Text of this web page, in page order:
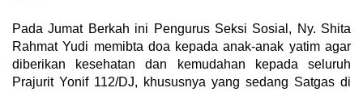
​Pada Jumat Berkah ini Pengurus Seksi Sosial, Ny. Shita
Rahmat Yudi memibta doa kepada anak-anak yatim agar
diberikan kesehatan dan kemudahan kepada seluruh
Prajurit Yonif 112/DJ, khususnya yang sedang Satgas di